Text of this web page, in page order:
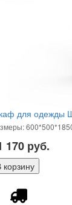
для одежды
170 руб.